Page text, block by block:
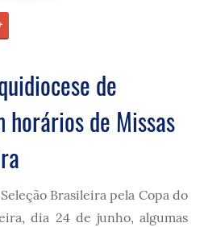
de
horários de Missas
Brasileira pela Copa do
dia 24 de junho, algumas